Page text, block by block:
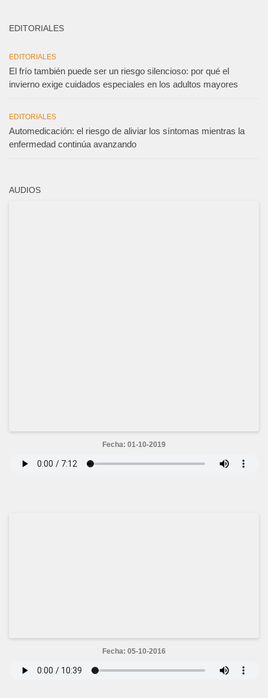
EDITORIALES
EDITORIALES
El frío también puede ser un riesgo silencioso: por qué el
invierno exige cuidados especiales en los adultos mayores
EDITORIALES
Automedicación: el riesgo de aliviar los síntomas mientras la
enfermedad continúa avanzando
AUDIOS
Fecha: 01-10-2019
Fecha: 05-10-2016